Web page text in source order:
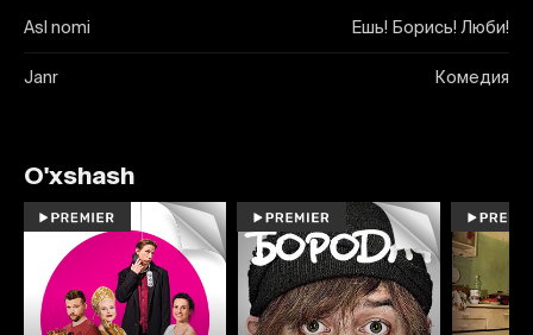
Asl nomi Ешь! Борись! Люби!
Janr Комедия
O'xshash